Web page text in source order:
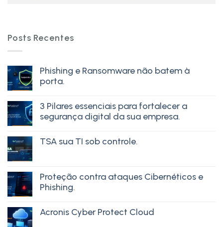
Posts Recentes
Phishing e Ransomware não batem à
porta.
3 Pilares essenciais para fortalecer a
segurança digital da sua empresa.
TSA sua TI sob controle.
Proteção contra ataques Cibernéticos e
Phishing.
Acronis Cyber Protect Cloud